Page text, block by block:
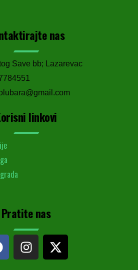
nas
Save bb; Lazarevac
linkovi
Pratite nas